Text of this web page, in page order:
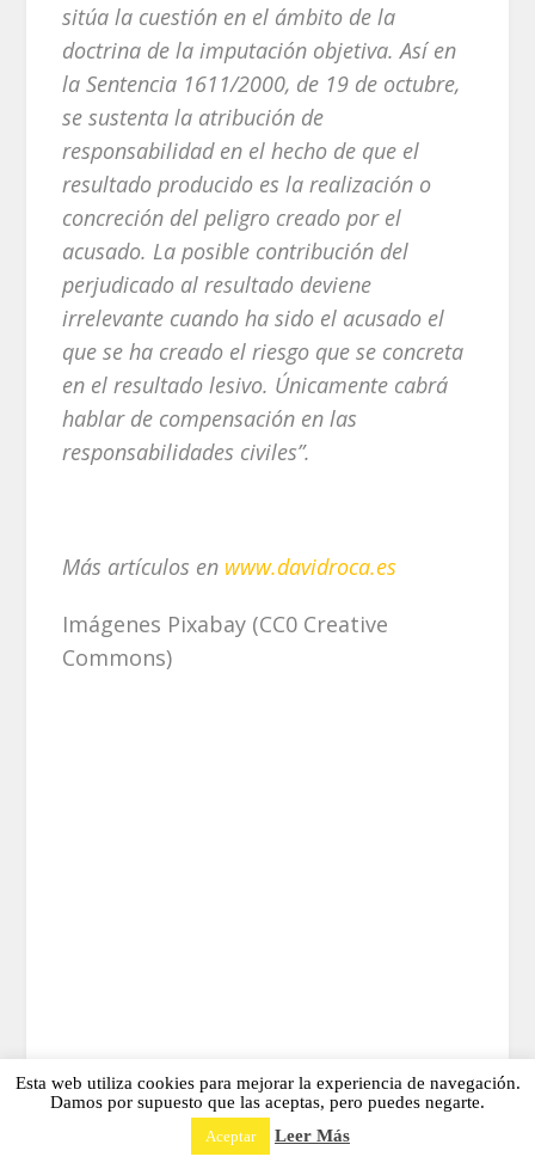
sitúa la cuestión en el ámbito de la
doctrina de la imputación objetiva. Así en
la Sentencia 1611/2000, de 19 de octubre,
se sustenta la atribución de
responsabilidad en el hecho de que el
resultado producido es la realización o
concreción del peligro creado por el
acusado. La posible contribución del
perjudicado al resultado deviene
irrelevante cuando ha sido el acusado el
que se ha creado el riesgo que se concreta
en el resultado lesivo. Únicamente cabrá
hablar de compensación en las
responsabilidades civiles”.
Más artículos en www.davidroca.es
Imágenes Pixabay (CC0 Creative
Commons)
DERECHO, INGENIERÍA
Esta web utiliza cookies para mejorar la experiencia de navegación.
Damos por supuesto que las aceptas, pero puedes negarte.
Aceptar Leer Más